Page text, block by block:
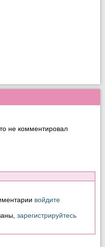
не комментировал
войдите
зарегистрируйтесь